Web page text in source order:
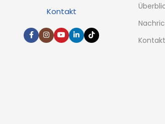
Kontakt
Kontakt